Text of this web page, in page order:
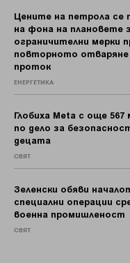
Цените на петрола се
на фона на плановете
ограничителни мерки
повторното отваряне
проток
ЕНЕРГЕТИКА
Глобиха Meta с още 567
по дело за
децата
СВЯТ
Зеленски обяви
специални операции
военна промишленост
СВЯТ